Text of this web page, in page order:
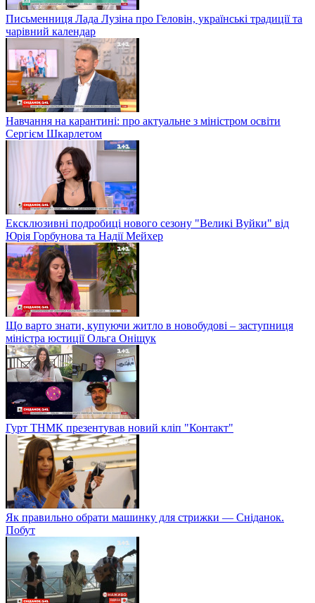
Письменниця Лада Лузіна про Геловін, українські традиції та
чарівний календар
Навчання на карантині: про актуальне з міністром освіти
Сергієм Шкарлетом
Ексклюзивні подробиці нового сезону "Великі Вуйки" від
Юрія Горбунова та Надії Мейхер
Що варто знати, купуючи житло в новобудові – заступниця
міністра юстиції Ольга Оніщук
Гурт ТНМК презентував новий кліп "Контакт"
Як правильно обрати машинку для стрижки — Сніданок.
Побут